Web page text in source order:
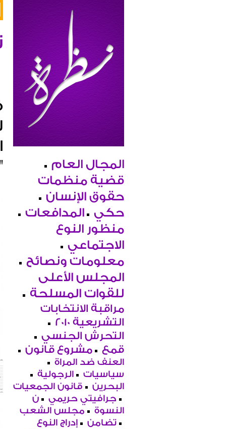
المجال العام
قضية منظمات
حقوق الإنسان
حكي
المدافعات
منظور النوع
الاجتماعي
معلومات ونصائح
المجلس الأعلى
للقوات المسلحة
مراقبة الانتخابات
التشريعية 2010
التحرش الجنسي
قمع
مشروع قانون
العنف ضد المراة
سياسيات
الرجولية
البحرين
قانون الجمعيات
جرافيتي حريمي
ن
النسوة
مجلس الشعب
تضامن
إدراج النوع